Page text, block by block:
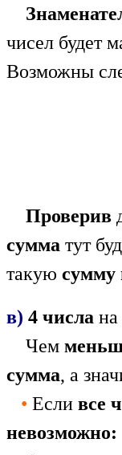
чисел будет
Возможны
Проверив
сумма тут
такую сумму
в) 4 числа на
Чем
сумма, а
• Если все
невозможно: